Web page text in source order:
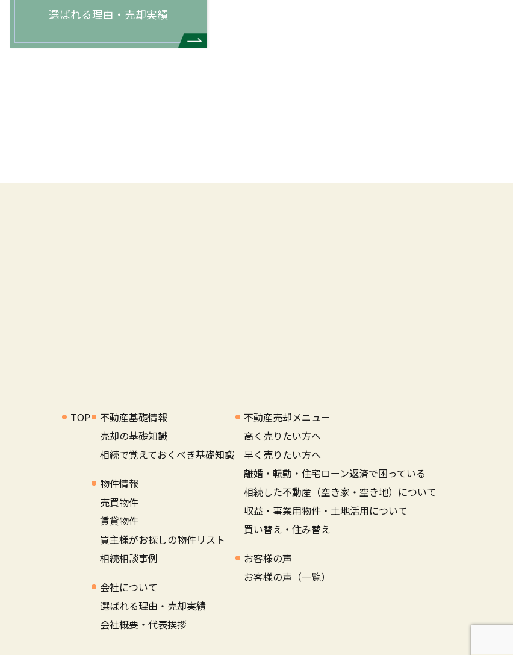
選ばれる理由・売却実績
TOP
不動産基礎情報
売却の基礎知識
相続で覚えておくべき基礎知識
物件情報
売買物件
賃貸物件
買主様がお探しの物件リスト
相続相談事例
会社について
選ばれる理由・売却実績
会社概要・代表挨拶
不動産売却メニュー
高く売りたい方へ
早く売りたい方へ
離婚・転勤・住宅ローン返済で困っている
相続した不動産（空き家・空き地）について
収益・事業用物件・土地活用について
買い替え・住み替え
お客様の声
お客様の声（一覧）